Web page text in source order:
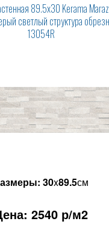
89.5x30 Kerama
светлый структура
13054R
30x89.5см
2540 р/м2